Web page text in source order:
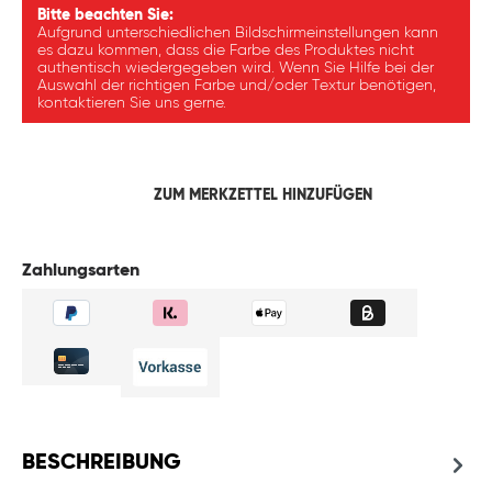
Bitte beachten Sie:
Aufgrund unterschiedlichen Bildschirmeinstellungen kann
es dazu kommen, dass die Farbe des Produktes nicht
authentisch wiedergegeben wird. Wenn Sie Hilfe bei der
Auswahl der richtigen Farbe und/oder Textur benötigen,
kontaktieren Sie uns gerne.
ZUM MERKZETTEL HINZUFÜGEN
Zahlungsarten
BESCHREIBUNG